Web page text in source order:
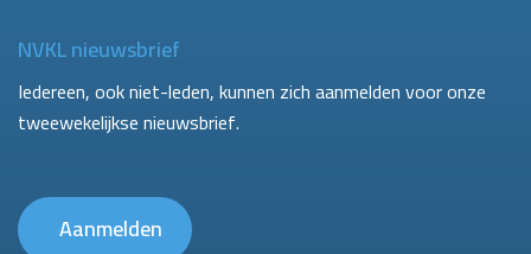
NVKL nieuwsbrief
Iedereen, ook niet-leden, kunnen zich aanmelden voor onze
tweewekelijkse nieuwsbrief.
Aanmelden